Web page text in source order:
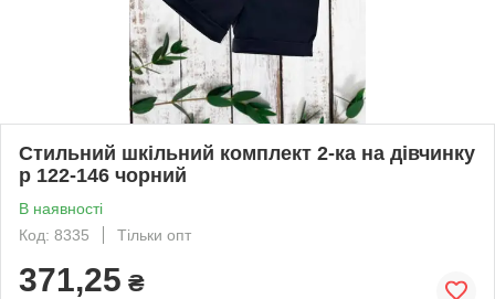
Стильний шкільний комплект 2-ка на дівчинку
р 122-146 чорний
В наявності
Код: 8335
Тільки опт
371,25 ₴